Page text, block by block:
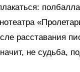
расставания
не судьба,